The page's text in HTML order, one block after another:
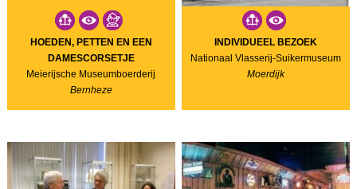
HOEDEN, PETTEN EN EEN
DAMESCORSETJE
Meierijsche Museumboerderij
Bernheze
INDIVIDUEEL BEZOEK
Nationaal Vlasserij-Suikermuseum
Moerdijk